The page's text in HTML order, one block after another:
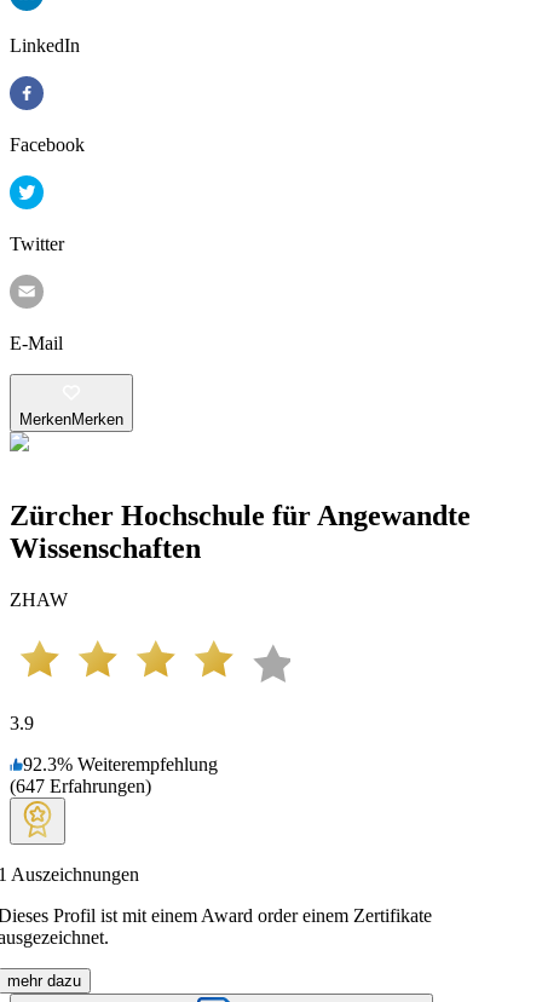
LinkedIn
Facebook
Twitter
E-Mail
MerkenMerken
Zürcher Hochschule für Angewandte
Wissenschaften
ZHAW
3.9
92.3% Weiterempfehlung
(647 Erfahrungen)
Auszeichnungen
Profil ist mit einem Award order einem Zertifikate
mehr dazu